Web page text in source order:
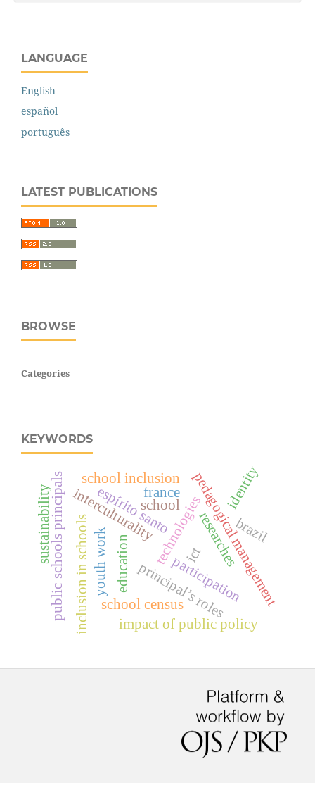
LANGUAGE
English
español
português
LATEST PUBLICATIONS
BROWSE
Categories
KEYWORDS
technologies
education researches
interculturality
public schools principals principal’s rolespedagogical management
inclusion in schools
espírito santo
impact of public policy
school inclusion
school censusparticipation
school identity
sustainability ict
france
brazil
youth work